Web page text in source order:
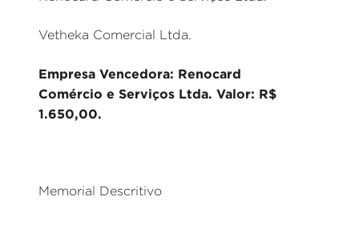
Vetheka Comercial Ltda.
Empresa Vencedora: Renocard
Comércio e Serviços Ltda. Valor: R$
1.650,00.
Memorial Descritivo